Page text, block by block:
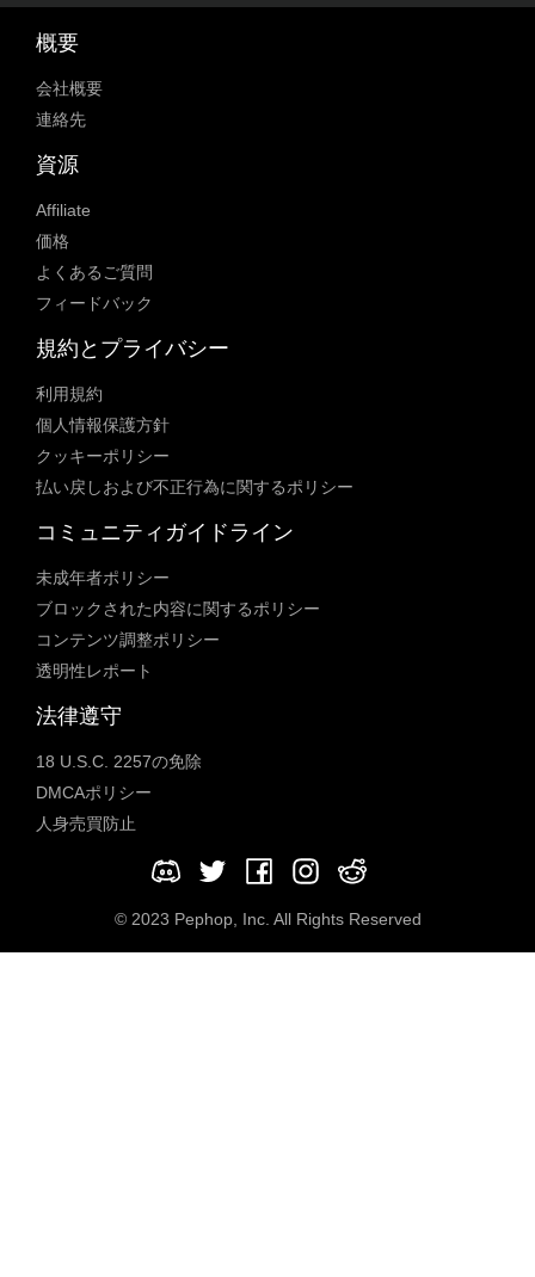
概要
会社概要
連絡先
資源
Affiliate
価格
よくあるご質問
フィードバック
規約とプライバシー
利用規約
個人情報保護方針
クッキーポリシー
払い戻しおよび不正行為に関するポリシー
コミュニティガイドライン
未成年者ポリシー
ブロックされた内容に関するポリシー
コンテンツ調整ポリシー
透明性レポート
法律遵守
18 U.S.C. 2257の免除
DMCAポリシー
人身売買防止
© 2023 Pephop, Inc. All Rights Reserved